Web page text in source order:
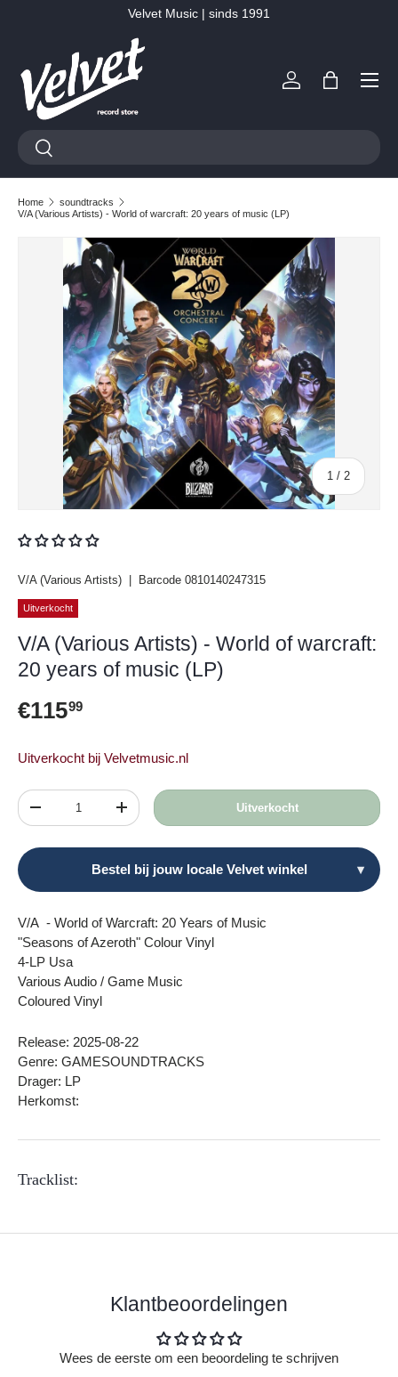
Velvet Music | sinds 1991
Zoeken
Zoeken
Inloggen
Tas
Menu
Home
soundtracks
V/A (Various Artists) - World of warcraft: 20 years of music (LP)
Ga direct naar productinformatie
1 / van
2
V/A (Various Artists) Barcode 0810140247315
Uitverkocht
V/A (Various Artists) - World of warcraft:
20 years of music (LP)
Reguliere prijs
€11599
Uitverkocht bij Velvetmusic.nl
Aantal
Verlaag de hoeveelheidVerhoog de hoeveelheidUitverkocht
Bestel bij jouw locale Velvet winkel ▾
V/A - World of Warcraft: 20 Years of Music
"Seasons of Azeroth" Colour Vinyl
4-LP Usa
Various Audio / Game Music
Coloured Vinyl
Release: 2025-08-22
Genre: GAMESOUNDTRACKS
Drager: LP
Herkomst:
Tracklist:
Klantbeoordelingen
Wees de eerste om een beoordeling te schrijven